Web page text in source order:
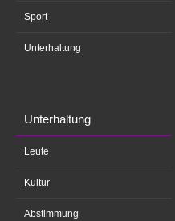
Sport
Unterhaltung
Unterhaltung
Leute
Kultur
Abstimmung